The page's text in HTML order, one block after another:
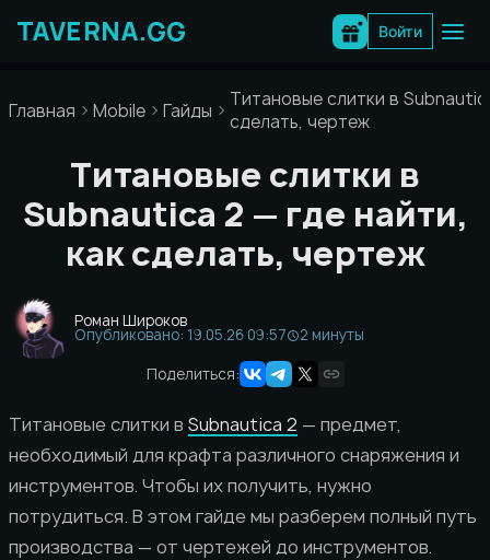
содержимому
Войти
Главная Mobile Гайды
Титановые слитки в
сделать, чертеж
Титановые слитки в
Subnautica 2 — где найти,
как сделать, чертеж
Роман Широков
Опубликовано: 19.05.26 09:57
2 минуты
Поделиться:
Титановые слитки в Subnautica 2 — предмет,
необходимый для крафта различного снаряжения и
инструментов. Чтобы их получить, нужно
потрудиться. В этом гайде мы разберем полный путь
производства — от чертежей до инструментов.